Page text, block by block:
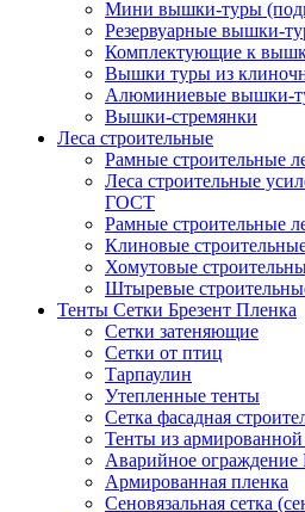
Мини вышки-туры
Резервуарные вышки-
Комплектующие к
Вышки туры из
Алюминиевые вышки-
Вышки-стремянки
Леса строительные
Рамные строительные
Леса строительные
ГОСТ
Рамные строительные
Клиновые
Хомутовые
Штыревые
Тенты Сетки Брезент Пленка
Сетки затеняющие
Сетки от птиц
Тарпаулин
Утепленные тенты
Сетка фасадная
Тенты из
Аварийное ограждение
Армированная пленка
Сеновязальная сетка